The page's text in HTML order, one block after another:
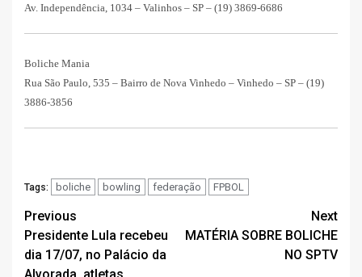
Av. Independência, 1034 – Valinhos – SP – (19) 3869-6686
Boliche Mania
Rua São Paulo, 535 – Bairro de Nova Vinhedo – Vinhedo – SP – (19)
3886-3856
Tags: boliche bowling federação FPBOL
Post
navigation
Previous
Presidente Lula recebeu
dia 17/07, no Palácio da
Next
MATÉRIA SOBRE BOLICHE
NO SPTV